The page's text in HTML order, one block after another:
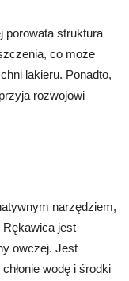
porowata struktura
co może
lakieru. Ponadto,
rozwojowi
narzędziem,
jest
owczej. Jest
wodę i środki